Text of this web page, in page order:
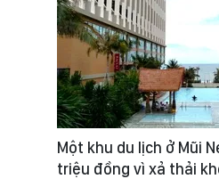
Một khu du lịch ở Mũi
triệu đồng vì xả thải